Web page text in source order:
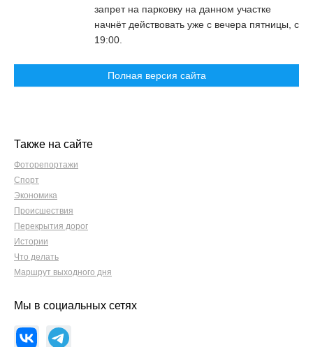
запрет на парковку на данном участке
начнёт действовать уже с вечера пятницы, с
19:00.
Полная версия сайта
Также на сайте
Фоторепортажи
Спорт
Экономика
Происшествия
Перекрытия дорог
Истории
Что делать
Маршрут выходного дня
Мы в социальных сетях